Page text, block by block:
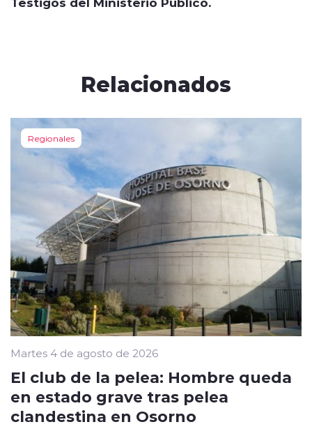
Relacionados
Regionales
Martes 4 de agosto de 2026
El club de la pelea: Hombre queda
en estado grave tras pelea
clandestina en Osorno